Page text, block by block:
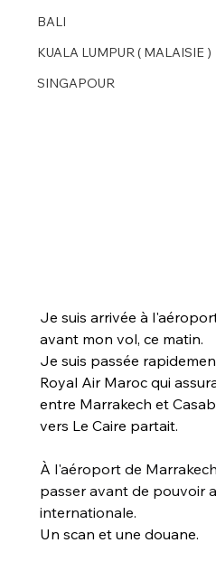
BALI
KUALA LUMPUR ( MALAISIE )
SINGAPOUR
Je suis arrivée à
avant mon vol, ce matin.
Je suis passée
Royal Air Maroc qui
entre Marrakech et
vers Le Caire partait.
À l'aéroport de
passer avant de pouvoir
internationale.
Un scan et une douane.